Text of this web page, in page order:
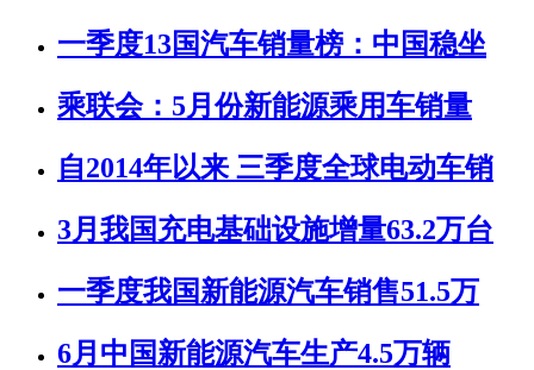
一季度13国汽车销量榜：中国稳坐
乘联会：5月份新能源乘用车销量
自2014年以来 三季度全球电动车销
3月我国充电基础设施增量63.2万台
一季度我国新能源汽车销售51.5万
6月中国新能源汽车生产4.5万辆